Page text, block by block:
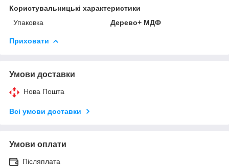
Користувальницькі характеристики
Упаковка
Дерево+ МДФ
Приховати
Умови доставки
Нова Пошта
Всі умови доставки
Умови оплати
Післяплата